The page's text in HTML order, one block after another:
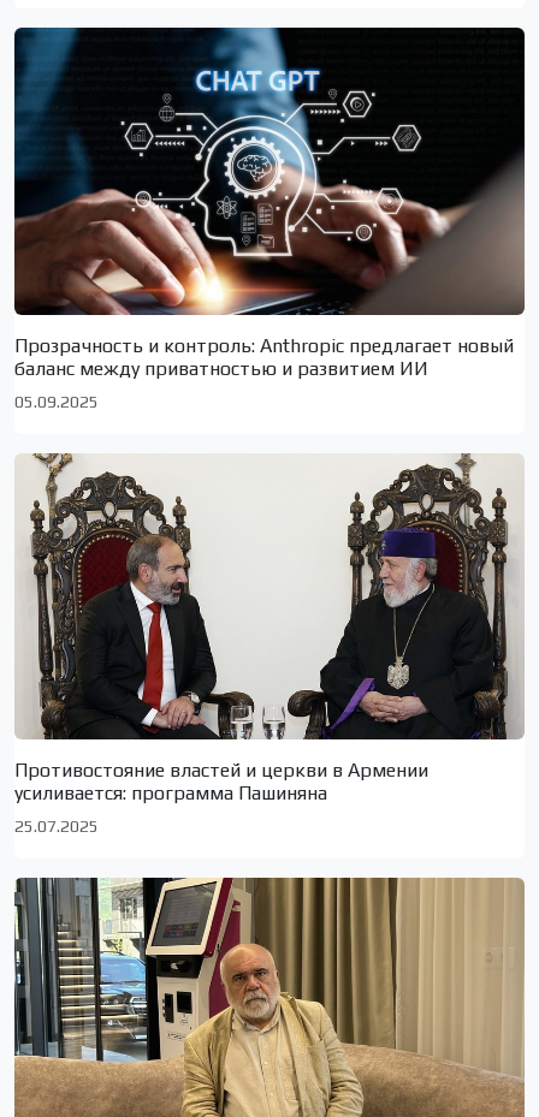
Прозрачность и контроль: Anthropic предлагает новый
баланс между приватностью и развитием ИИ
05.09.2025
Противостояние властей и церкви в Армении
усиливается: программа Пашиняна
25.07.2025